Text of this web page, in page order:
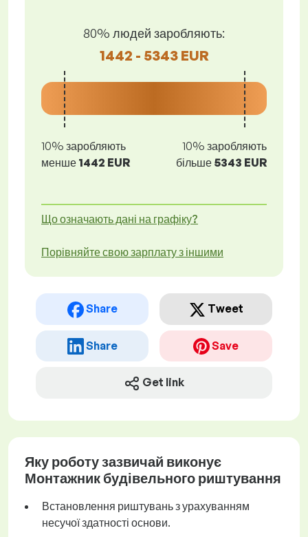
80% людей заробляють:
1442 - 5343 EUR
10% заробляють
менше 1442 EUR
10% заробляють
більше 5343 EUR
Що означають дані на графіку?
Порівняйте свою зарплату з іншими
Share Tweet
Share Save
Get link
Яку роботу зазвичай виконує
Монтажник будівельного риштування
Встановлення риштувань з урахуванням
несучої здатності основи.